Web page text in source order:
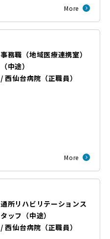
More
事務職（地域医療連携室）
（中途）
/西仙台病院 （正職員）
More
通所リハビリテーションス
タッフ（中途）
/西仙台病院 （正職員）